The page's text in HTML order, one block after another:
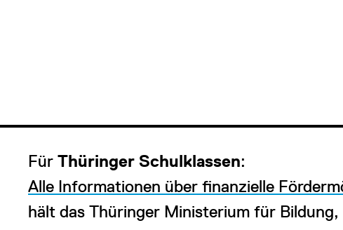
Für Thüringer Schulklassen:
Alle Informationen über finanzielle
hält das Thüringer Ministerium für